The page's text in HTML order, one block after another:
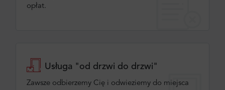
opłat.
Usługa "od drzwi do drzwi"
Zawsze odbierzemy Cię i odwieziemy do miejsca